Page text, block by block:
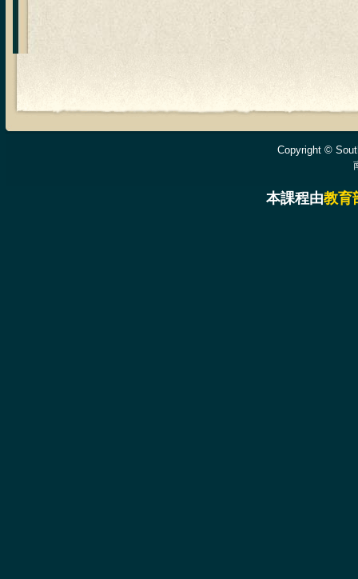
Copyright ©
本課程由教育